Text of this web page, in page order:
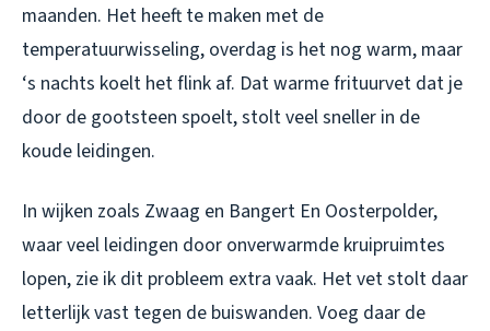
maanden. Het heeft te maken met de
temperatuurwisseling, overdag is het nog warm, maar
‘s nachts koelt het flink af. Dat warme frituurvet dat je
door de gootsteen spoelt, stolt veel sneller in de
koude leidingen.
In wijken zoals Zwaag en Bangert En Oosterpolder,
waar veel leidingen door onverwarmde kruipruimtes
lopen, zie ik dit probleem extra vaak. Het vet stolt daar
letterlijk vast tegen de buiswanden. Voeg daar de